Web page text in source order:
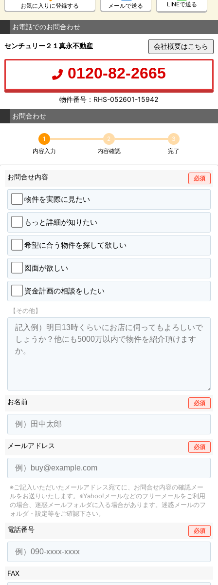
お気に入りに登録する メールで送る LINEで送る
お電話でのお問合わせ
センチュリー２１真永不動産 会社概要はこちら
0120-82-2665
物件番号：RHS-052601-15942
お問合わせ
1
内容入力
2
内容確認
3
完了
お問合せ内容 必須
物件を実際に見たい
もっと詳細が知りたい
希望に合う物件を探して欲しい
図面が欲しい
資金計画の相談をしたい
【その他】
お名前 必須
メールアドレス 必須
※ご記入いただいたメールアドレス宛てに、お問合せ内容の確認メー
ルをお送りいたします。 ※Yahoo!メールなどのフリーメールをご利用
の場合、迷惑メールフォルダに入る場合があります。 迷惑メールのフ
ォルダ・設定等をご確認下さい。
電話番号 必須
FAX